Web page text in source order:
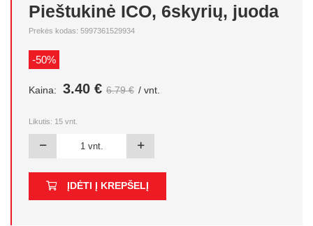
Pieštukinė ICO, 6skyrių, juoda
Prekės kodas: 5997361529934
-50%
Kaina: 3.40 € 6.79 € / vnt.
Likutis: 15 vnt.
ĮDĖTI Į KREPŠELĮ